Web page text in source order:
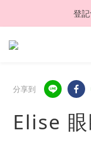
登
分享到
Elise